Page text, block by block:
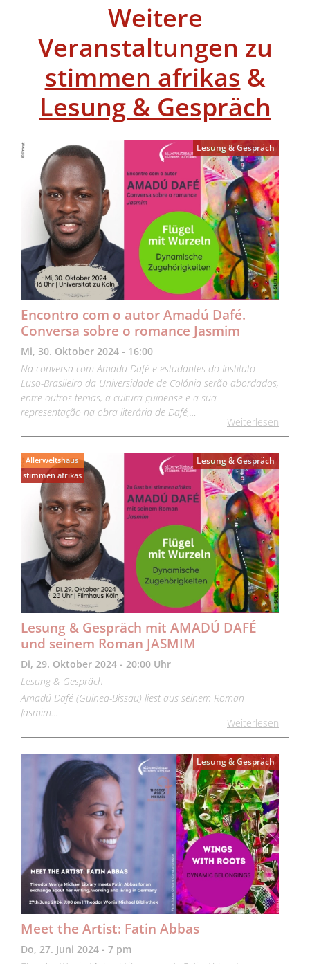
Weitere
Veranstaltungen zu
stimmen afrikas &
Lesung & Gespräch
Lesung & Gespräch
Encontro com o autor Amadú Dafé.
Conversa sobre o romance Jasmim
Mi, 30. Oktober 2024 - 16:00
Na conversa com Amadu Dafé e estudantes do Instituto
Luso-Brasileiro da Universidade de Colónia serão abordados,
entre outros temas, a cultura guinense e a sua
representação na obra literária de Dafé,…
Weiterlesen
Allerweltshaus
stimmen afrikas
Lesung & Gespräch
Lesung & Gespräch mit AMADÚ DAFÉ
und seinem Roman JASMIM
Di, 29. Oktober 2024 - 20:00 Uhr
Lesung & Gespräch
Amadú Dafé (Guinea-Bissau) liest aus seinem Roman
Jasmim…
Weiterlesen
Lesung & Gespräch
Meet the Artist: Fatin Abbas
Do, 27. Juni 2024 - 7 pm